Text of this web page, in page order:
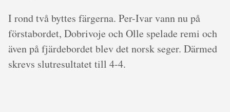
I rond två byttes färgerna. Per-Ivar vann nu på
förstabordet, Dobrivoje och Olle spelade remi och
även på fjärdebordet blev det norsk seger. Därmed
skrevs slutresultatet till 4-4.